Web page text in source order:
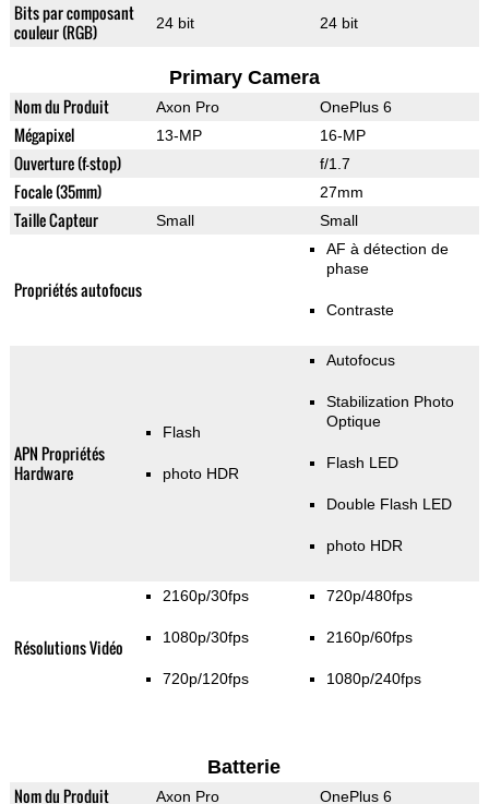
Bits par composant
couleur (RGB)
24 bit 24 bit
Primary Camera
Nom du Produit Axon Pro OnePlus 6
Mégapixel 13-MP 16-MP
Ouverture (f-stop) f/1.7
Focale (35mm) 27mm
Taille Capteur Small Small
Propriétés autofocus
AF à détection de
phase
Contraste
APN Propriétés
Hardware
Flash
photo HDR
Autofocus
Stabilization Photo
Optique
Flash LED
Double Flash LED
photo HDR
Résolutions Vidéo
2160p/30fps
1080p/30fps
720p/120fps
720p/480fps
2160p/60fps
1080p/240fps
Batterie
Nom du Produit Axon Pro OnePlus 6